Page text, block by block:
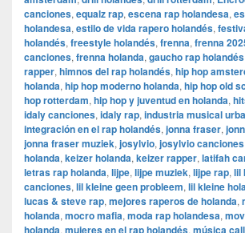
canciones, equalz rap, escena rap holandesa,
holandesa, estilo de vida rapero holandés,
holandés, freestyle holandés, frenna, frenna
canciones, frenna holanda, gaucho rap holandés
rapper, himnos del rap holandés, hip hop
holanda, hip hop moderno holanda, hip hop old
hop rotterdam, hip hop y juventud en holanda,
idaly canciones, idaly rap, industria musical
integración en el rap holandés, jonna fraser,
jonna fraser muziek, josylvio, josylvio canciones
holanda, keizer holanda, keizer rapper, latifah
letras rap holanda, lijpe, lijpe muziek, lijpe rap, lil
canciones, lil kleine geen probleem, lil kleine
lucas & steve rap, mejores raperos de holanda,
holanda, mocro mafia, moda rap holandesa,
holanda, mujeres en el rap holandés, música